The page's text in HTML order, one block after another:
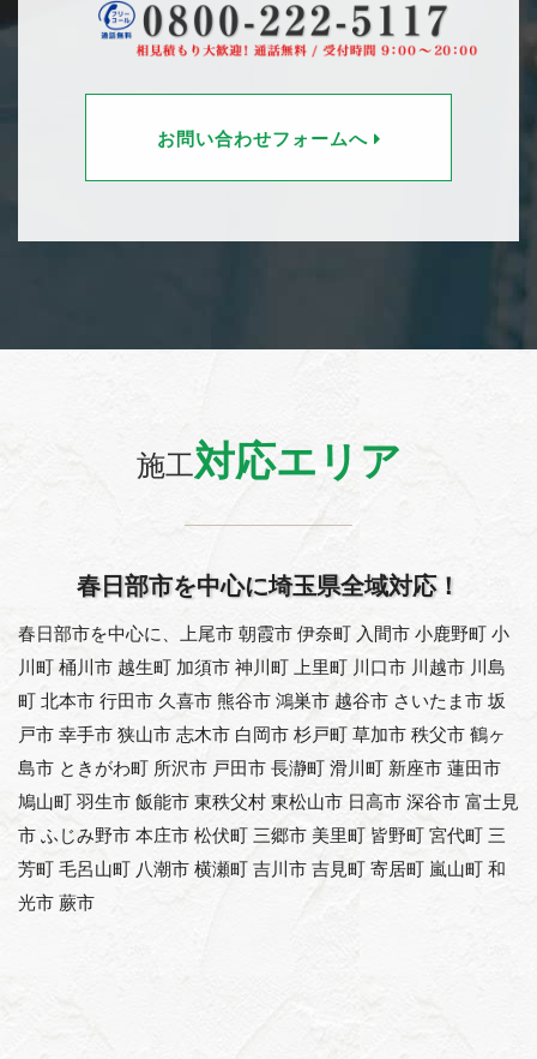
お問い合わせフォームへ
施工対応エリア
春日部市を中心に埼玉県全域対応！
春日部市を中心に、上尾市 朝霞市 伊奈町 入間市 小鹿野町 小
川町 桶川市 越生町 加須市 神川町 上里町 川口市 川越市 川島
町 北本市 行田市 久喜市 熊谷市 鴻巣市 越谷市 さいたま市 坂
戸市 幸手市 狭山市 志木市 白岡市 杉戸町 草加市 秩父市 鶴ヶ
島市 ときがわ町 所沢市 戸田市 長瀞町 滑川町 新座市 蓮田市
鳩山町 羽生市 飯能市 東秩父村 東松山市 日高市 深谷市 富士見
市 ふじみ野市 本庄市 松伏町 三郷市 美里町 皆野町 宮代町 三
芳町 毛呂山町 八潮市 横瀬町 吉川市 吉見町 寄居町 嵐山町 和
光市 蕨市